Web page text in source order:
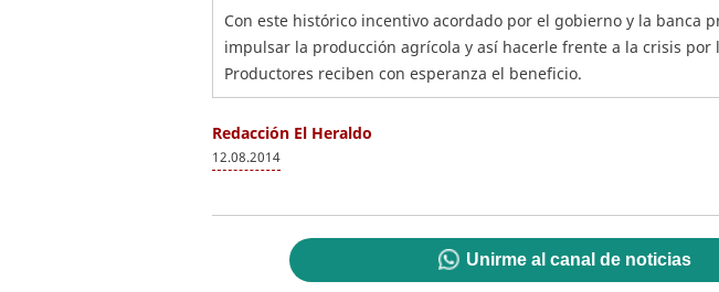
Con este histórico incentivo acordado por el gobierno y la banca
impulsar la producción agrícola y así hacerle frente a la crisis por
Productores reciben con esperanza el beneficio.
Redacción El Heraldo
12.08.2014
Unirme al canal de noticias